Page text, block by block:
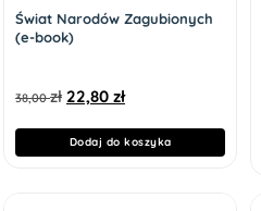
Świat Narodów Zagubionych
(e-book)
38,00zł 22,80 zł
Dodaj do koszyka